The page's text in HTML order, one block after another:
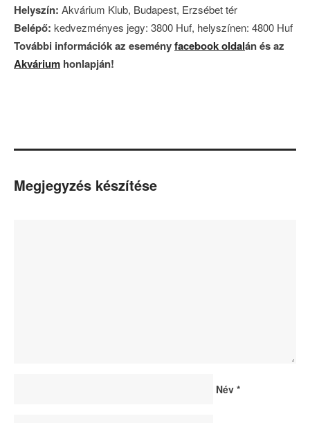
Helyszín: Akvárium Klub, Budapest, Erzsébet tér
Belépő: kedvezményes jegy: 3800 Huf, helyszínen: 4800 Huf
További információk az eseményfacebook oldalán és az
Akvárium honlapján!
Megjegyzés készítése
Név *